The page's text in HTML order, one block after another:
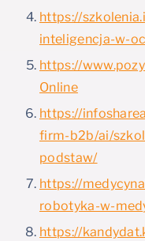
https://
inteligencja-w-
https://
Online
https://
firm-b2b/ai/
podstaw/
https://
robotyka-w-
https://